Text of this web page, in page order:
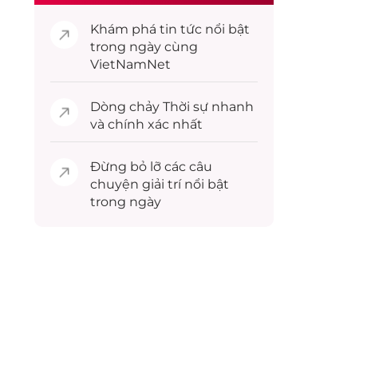
Khám phá tin tức nổi bật
trong ngày cùng
VietNamNet
Dòng chảy Thời sự nhanh
và chính xác nhất
Đừng bỏ lỡ các câu
chuyện giải trínổi bật
trong ngày